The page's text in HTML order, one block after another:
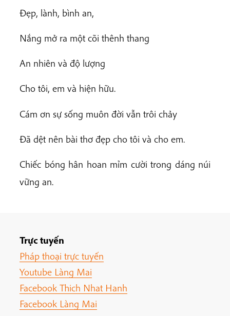
Đẹp, lành, bình an,
Nắng mở ra một cõi thênh thang
An nhiên và độ lượng
Cho tôi, em và hiện hữu.
Cám ơn sự sống muôn đời vẫn trôi chảy
Đã dệt nên bài thơ đẹp cho tôi và cho em.
Chiếc bóng hân hoan mỉm cười trong dáng núi
vững an.
Trực tuyến
Pháp thoại trực tuyến
Youtube Làng Mai
Facebook Thich Nhat Hanh
Facebook Làng Mai